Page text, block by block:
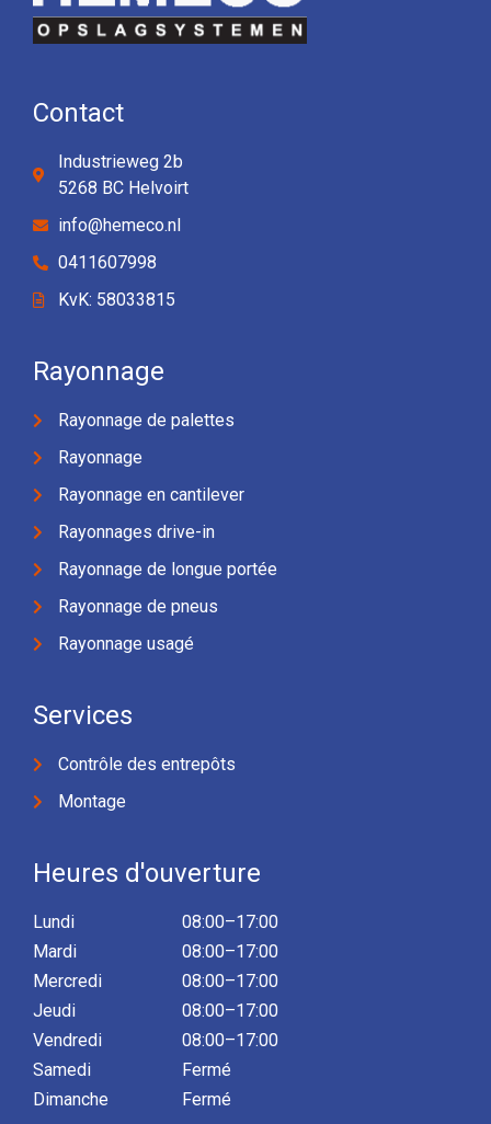
Contact
Industrieweg 2b
5268 BC Helvoirt
info@hemeco.nl
0411607998
KvK: 58033815
Rayonnage
Rayonnage de palettes
Rayonnage
Rayonnage en cantilever
Rayonnages drive-in
Rayonnage de longue portée
Rayonnage de pneus
Rayonnage usagé
Services
Contrôle des entrepôts
Montage
Heures d'ouverture
Lundi
Mardi
Mercredi
Jeudi
Vendredi
Samedi
Dimanche
08:00–17:00
08:00–17:00
08:00–17:00
08:00–17:00
08:00–17:00
Fermé
Fermé